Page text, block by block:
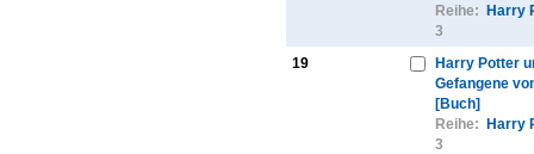
Reihe:
Harry
3
19
Harry Potter
Gefangene
[Buch]
Reihe:
Harry
3